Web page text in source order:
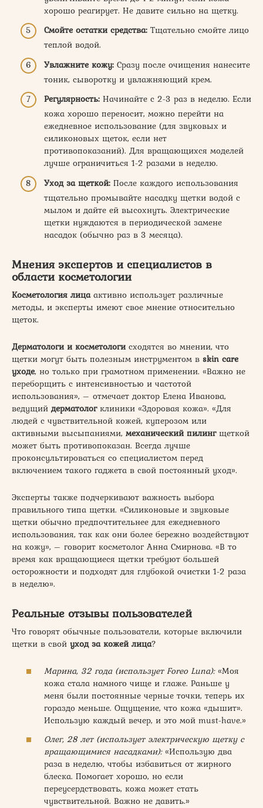
хорошо реагирует. Не давите сильно на щетку.
Смойте остатки средства: Тщательно смойте лицо
теплой водой.
Увлажните кожу: Сразу после очищения нанесите
тоник, сыворотку и увлажняющий крем.
Регулярность: Начинайте с 2-3 раз в неделю. Если
кожа хорошо переносит, можно перейти на
ежедневное использование (для звуковых и
силиконовых щеток, если нет
противопоказаний). Для вращающихся моделей
лучше ограничиться 1-2 разами в неделю.
Уход за щеткой: После каждого использования
тщательно промывайте насадку щетки водой с
мылом и дайте ей высохнуть. Электрические
щетки нуждаются в периодической замене
насадок (обычно раз в 3 месяца).
Мнения экспертов и специалистов в
области косметологии
Косметология лицаактивно использует различные
методы, и эксперты имеют свое мнение относительно
щеток.
Дерматологи и косметологисходятся во мнении, что
щетки могут быть полезным инструментом в skin care
уходе, но только при грамотном применении. «Важно не
переборщить с интенсивностью и частотой
использования», – отмечает доктор Елена Иванова,
ведущий дерматологклиники «Здоровая кожа». «Для
людей с чувствительной кожей, куперозом или
активными высыпаниями, механический пилингщеткой
может быть противопоказан. Всегда лучше
проконсультироваться со специалистом перед
включением такого гаджета в свой постоянный уход».
Эксперты также подчеркивают важность выбора
правильного типа щетки. «Силиконовые и звуковые
щетки обычно предпочтительнее для ежедневного
использования, так как они более бережно воздействуют
на кожу», – говорит косметолог Анна Смирнова. «В то
время как вращающиеся щетки требуют большей
осторожности и подходят для глубокой очистки 1-2 раза
в неделю».
Реальные отзывы пользователей
Что говорят обычные пользователи, которые включили
щетки в свой уход за кожей лица?
Марина, 32 года (использует Foreo Luna):«Моя
кожа стала намного чище и глаже. Раньше у
меня были постоянные черные точки, теперь их
гораздо меньше. Ощущение, что кожа «дышит».
Использую каждый вечер, и это мой must-have.»
Олег, 28 лет (использует электрическую щетку с
вращающимися насадками):«Использую два
раза в неделю, чтобы избавиться от жирного
блеска. Помогает хорошо, но если
переусердствовать, кожа может стать
чувствительной. Важно не давить.»